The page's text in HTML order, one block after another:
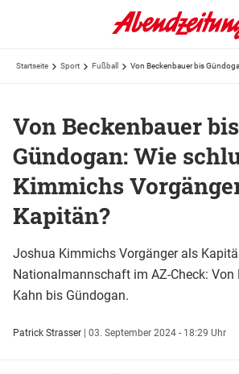
Startseite Sport Fußball
Von Beckenbauer bis
Gündogan: Wie
Kimmichs
Kapitän?
Joshua Kimmichs Vorgänger als
Nationalmannschaft im AZ-Check: Von
Kahn bis Gündogan.
Patrick Strasser | 03. September 2024 - 18:29 Uhr